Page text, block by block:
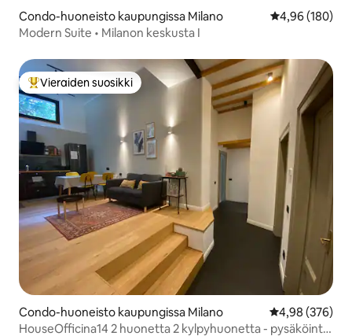
Condo-huoneisto kaupungissa Milano
4,96 (180)
Modern Suite • Milanon keskusta I
Vieraiden suosikkien parhaimmistoa
Vieraiden suosikki
Condo-huoneisto kaupungissa Milano
4,98 (376)
HouseOfficina14 2 huonetta 2 kylpyhuonetta - pysäköinti